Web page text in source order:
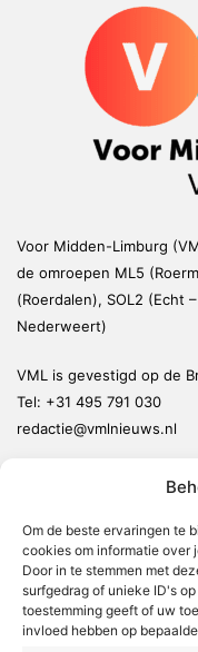
Om de beste ervaringen te
cookies om informatie over
Door in te stemmen met
surfgedrag of unieke ID's
toestemming geeft of uw
invloed hebben op
Voor Midden-Limburg
de omroepen ML5
(Roerdalen), SOL2 (Echt
Nederweert)
VML is gevestigd op de
Tel: +31 495 791 030
redactie@vmlnieuws.nl
Nederweert
Leudal
Maasgouw
Echt-Susteren